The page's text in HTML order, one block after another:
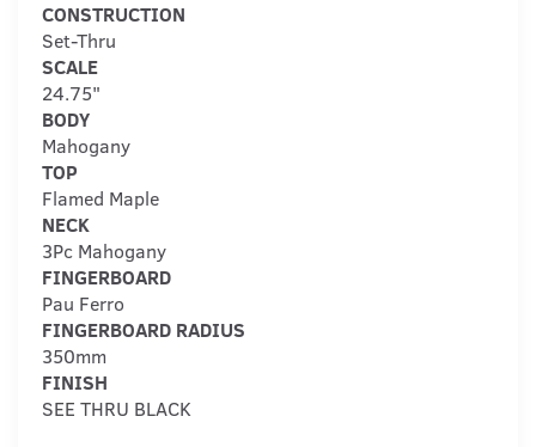
CONSTRUCTION
Set-Thru
SCALE
24.75"
BODY
Mahogany
TOP
Flamed Maple
NECK
3Pc Mahogany
FINGERBOARD
Pau Ferro
FINGERBOARD RADIUS
350mm
FINISH
SEE THRU BLACK